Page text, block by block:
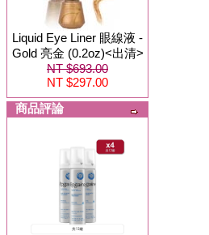
Liquid Eye Liner 眼線液 -
Gold 亮金 (0.2oz)<出清>
NT $693.00
NT $297.00
商品評論